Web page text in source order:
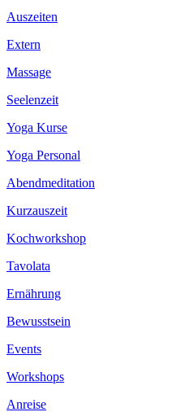
Auszeiten
Extern
Massage
Seelenzeit
Yoga Kurse
Yoga Personal
Abendmeditation
Kurzauszeit
Kochworkshop
Tavolata
Ernährung
Bewusstsein
Events
Workshops
Anreise